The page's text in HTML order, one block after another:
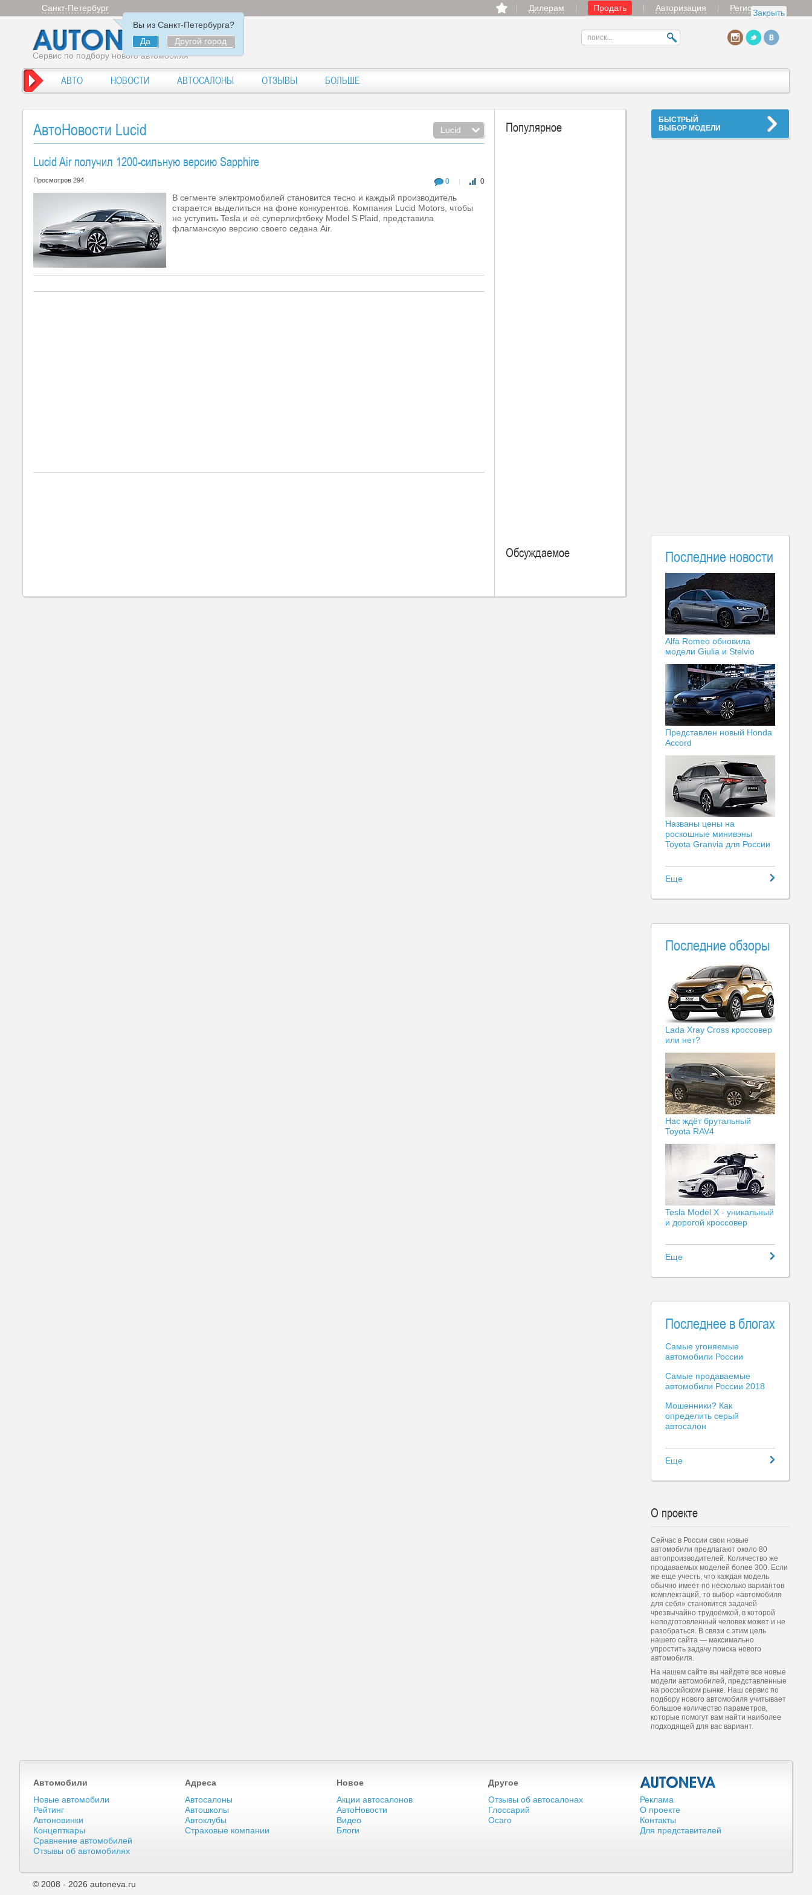
Закрыть
Санкт-Петербург
Вы из Санкт-Петербурга?
Да
Другой город
Дилерам Продать Авторизация Регистрация
Сервис по подбору нового автомобиля
АВТО НОВОСТИ АВТОСАЛОНЫ ОТЗЫВЫ БОЛЬШЕ
БЫСТРЫЙ
ВЫБОР МОДЕЛИ
Последние новости
Alfa Romeo обновила
модели Giulia и Stelvio
Представлен новый Honda
Accord
Названы цены на
роскошные минивэны
Toyota Granvia для России
Еще
Последние обзоры
Lada Xray Cross кроссовер
или нет?
Нас ждёт брутальный
Toyota RAV4
Tesla Model X - уникальный
и дорогой кроссовер
Еще
Последнее в блогах
Самые угоняемые
автомобили России
Самые продаваемые
автомобили России 2018
Мошенники? Как
определить серый
автосалон
Еще
О проекте
Сейчас в России свои новые
автомобили предлагают около 80
автопроизводителей. Количество же
продаваемых моделей более 300. Если
же еще учесть, что каждая модель
обычно имеет по несколько вариантов
комплектаций, то выбор «автомобиля
для себя» становится задачей
чрезвычайно трудоёмкой, в которой
неподготовленный человек может и не
разобраться. В связи с этим цель
нашего сайта — максимально
упростить задачу поиска нового
автомобиля.
На нашем сайте вы найдете все новые
модели автомобилей, представленные
на российском рынке. Наш сервис по
подбору нового автомобиля учитывает
большое количество параметров,
которые помогут вам найти наиболее
подходящей для вас вариант.
Популярное
Обсуждаемое
Lucid
АвтоНовости Lucid
Lucid Air получил 1200-сильную версию Sapphire
0 | 0
Просмотров 294
В сегменте электромобилей становится тесно и каждый производитель
старается выделиться на фоне конкурентов. Компания Lucid Motors, чтобы
не уступить Tesla и её суперлифтбеку Model S Plaid, представила
флагманскую версию своего седана Air.
Автомобили Адреса Новое
Другое
Новые автомобили
Рейтинг
Автоновинки
Концепткары
Сравнение автомобилей
Отзывы об автомобилях
Автосалоны
Автошколы
Автоклубы
Страховые компании
Акции автосалонов
АвтоНовости
Видео
Блоги
Отзывы об автосалонах
Глоссарий
Осаго
Реклама
О проекте
Контакты
Для представителей
© 2008 - 2026 autoneva.ru